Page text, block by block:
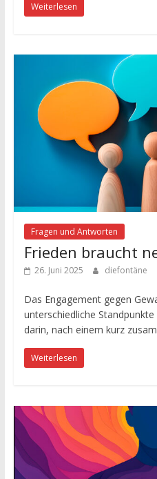
Weiterlesen
Fragen und Antworten
Frieden braucht
26. Juni 2025 diefontäne
Das Engagement gegen
unterschiedliche
darin, nach einem kurz
Weiterlesen